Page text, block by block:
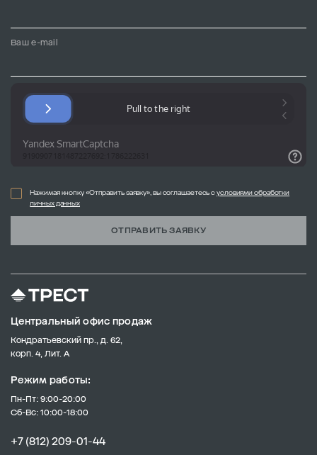
Ваш e-mail
Нажимая кнопку «Отправить заявку», вы соглашаетесь сусловиями обработки
личных данных
ОТПРАВИТЬ ЗАЯВКУ
Центральный офис продаж
Кондратьевский пр., д. 62,
корп. 4, Лит. А
Режим работы:
Пн-Пт: 9:00-20:00
Сб-Вс: 10:00-18:00
+7 (812) 209-01-44